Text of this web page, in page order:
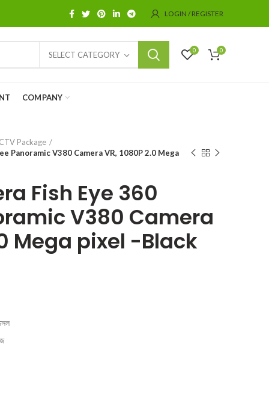
LOGIN / REGISTER
SELECT CATEGORY 0 0
COMPANY
Package
Panoramic V380 Camera VR, 1080P 2.0 Mega
Fish Eye 360
V380 Camera
Mega pixel -Black